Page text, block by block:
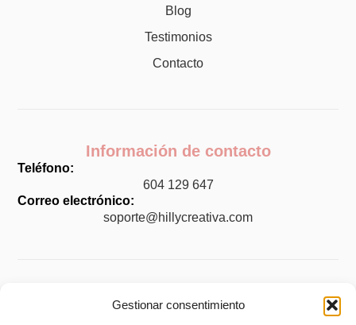
Gestionar consentimiento
Blog
Testimonios
Contacto
Información de contacto
Teléfono:
604 129 647
Correo electrónico:
soporte@hillycreativa.com